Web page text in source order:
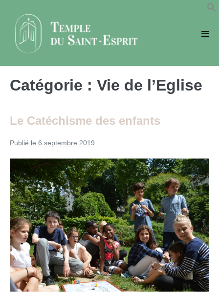
contenu
Catégorie : Vie de l’Eglise
Le Catéchisme des enfants
Publié le 6 septembre 2019
Catéchisme
des
enfants